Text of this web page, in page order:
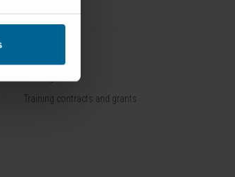
Training contracts and grants